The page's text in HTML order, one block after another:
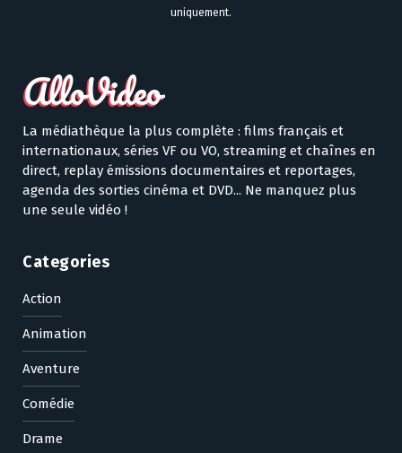
uniquement.
La médiathèque la plus complète : films français et
internationaux, séries VF ou VO, streaming et chaînes en
direct, replay émissions documentaires et reportages,
agenda des sorties cinéma et DVD... Ne manquez plus
une seule vidéo !
Categories
Action
Animation
Aventure
Comédie
Drame